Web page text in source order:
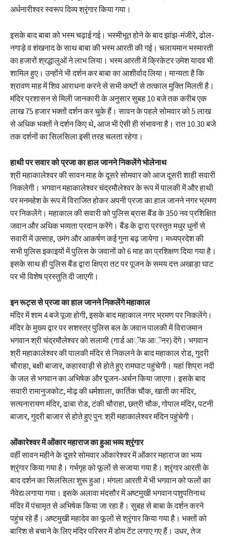
अर्धनारीश्वर स्वरूप दिव्य श्रृंगार किया गया।
इसके बाद बाबा को भस्म चढ़ाई गई। भस्मीभूत होने के बाद झांझ-मंजीरे, ढोल-
नगाड़े व शंखनाद के साथ बाबा की भस्म आरती की गई। चलायमान भस्मारती
का हजारों श्रद्धालुओं ने लाभ लिया। भस्म आरती में क्रिकेटर उमेश यादव भी
शामिल हुए। उन्होंने भी दर्शन कर बाबा का आशीर्वाद लिया। मान्यता है कि
श्रावण माह में शिव आराधना करने से सभी कष्टों से तत्काल मुक्ति मिलती है।
मंदिर प्रशासन से मिली जानकारी के अनुसार सुबह 10 बजे तक करीब एक
लाख 75 हजार भक्तों दर्शन कर चुके हैं। सावन के पहले सोमवार को 5 लाख
से अधिक भक्तों ने दर्शन किए थे, आज भी ऐसी ही संभावना है। रात 10.30 बजे
तक दर्शनों का सिलसिला इसी तरह चलता रहेगा।
हाथी पर सवार को प्रजा का हाल जानने निकलेंगे भोलेनाथ
श्री महाकालेश्वर की सावन माह के दूसरे सोमवार को आज दूसरी शाही सवारी
निकलेगी। भगवान महाकालेश्वर चंद्रमौलेश्वर के रूप में पालकी में और हाथी
पर मनमहेश के रूप में विराजित होकर अपनी प्रजा का हाल जानने नगर भ्रमण
पर निकलेंगे। महाकाल की सवारी को पुलिस ब्रास बैंड के 350 नव प्रशिक्षित
जवान और अधिक भव्यता प्रदान करेंगे। बैंड के द्वारा प्रस्तुत मधुर धुनों से
सवारी में उत्साह, उमंग और आकर्षण कई गुना बढ़ जायेगा। मध्यप्रदेश की
सभी पुलिस इकाइयों में पुलिस के जवानों को 6 माह का प्रशिक्षण दिया गया है।
इसके साथ ही पुलिस बैंड द्वारा क्षिप्रा तट पर पूजन के समय दत्त अखाड़ा घाट
पर भी विशेष प्रस्तुति दी जाएगी।
इन रूट्स से प्रजा का हाल जानने निकलेंगे महाकाल
मंदिर में शाम 4 बजे पूजा होगी, इसके बाद महाकाल नगर भ्रमण पर निकलेंगे।
मंदिर के मुख्य द्वार पर सशस्त्र पुलिस बल के जवान पालकी में विराजमान
भगवान श्री चंद्रमौलेश्वर को सलामी (गार्ड आॅफ आॅनर) देंगे। भगवान
श्री महाकालेश्वर की पालकी मंदिर से निकलने के बाद महाकाल रोड, गुदरी
चौराहा, बक्षी बाजार, कहारवाड़ी से होते हुए रामघाट पहुंचेगी। यहां शिप्रा नदी
के जल से भगवान का अभिषेक और पूजन-अर्चन किया जाएगा। इसके बाद
सवारी रामानुजकोट, मोढ़ की धर्मशाला, कार्तिक चौक, खाती का मंदिर,
सत्यनारायण मंदिर, ढाबा रोड, टंकी चौराहा, छत्री चौक, गोपाल मंदिर, पटनी
बाजार, गुदरी बाजार से होते हुए पुन: श्री महाकालेश्वर मंदिन पहुंचेगी।
ओंकारेश्वर में ओंकार महाराज का हुआ भव्य श्रृंगार
वहीं सावन महीने के दूसरे सोमवार ओंकारेश्वर में ओंकार महाराज का भव्य
श्रृंगार किया गया है। गर्भगृह को फूलों से सजाया गया है। श्रृंगार आरती के
बाद दर्शन का सिलसिला शुरू हुआ। मंगला आरती में भी भगवान को फलों का
नैवेद्य लगाया गया। इसके अलावा मंदसौर में अष्टमुखी भगवान पशुपतिनाथ
मंदिर में पंचामृत से अभिषेक किया जा रहा है। सुबह से बाबा के दर्शन करने
पहुंच रहे हैं। अष्टमुखी महादेव का फूलों से श्रृंगार किया गया है। भक्तों को
बारिश से बचाने के लिए मंदिर परिसर में डोम टेंट लगाए गए हैं। उधर, तेज